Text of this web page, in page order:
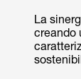
La
creando